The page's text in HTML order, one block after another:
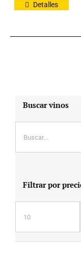
Detalles
Buscar vinos
Filtrar por
Precio
mínimo
Precio
máximo